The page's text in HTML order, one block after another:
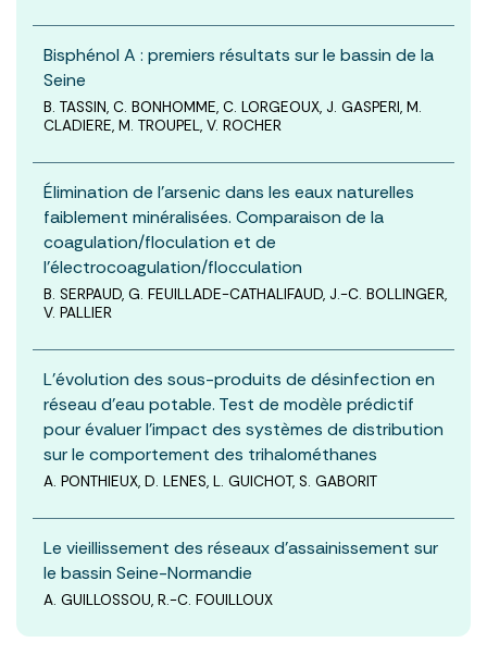
Bisphénol A : premiers résultats sur le bassin de la
Seine
B. TASSIN, C. BONHOMME, C. LORGEOUX, J. GASPERI, M.
CLADIERE, M. TROUPEL, V. ROCHER
Élimination de l’arsenic dans les eaux naturelles
faiblement minéralisées. Comparaison de la
coagulation/floculation et de
l’électrocoagulation/flocculation
B. SERPAUD, G. FEUILLADE-CATHALIFAUD, J.-C. BOLLINGER,
V. PALLIER
L’évolution des sous-produits de désinfection en
réseau d’eau potable. Test de modèle prédictif
pour évaluer l’impact des systèmes de distribution
sur le comportement des trihalométhanes
A. PONTHIEUX, D. LENES, L. GUICHOT, S. GABORIT
Le vieillissement des réseaux d’assainissement sur
le bassin Seine-Normandie
A. GUILLOSSOU, R.-C. FOUILLOUX